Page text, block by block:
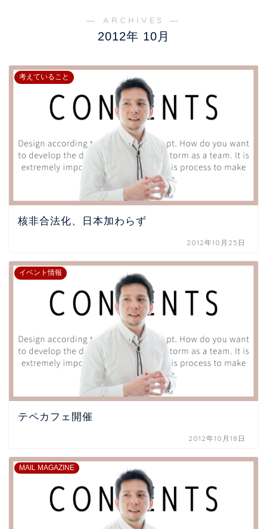
― ARCHIVES ―
2012年 10月
考えていること
核非合法化、日本加わらず
2012年10月25日
イベント情報
テペカフェ開催
2012年10月18日
MAIL MAGAZINE